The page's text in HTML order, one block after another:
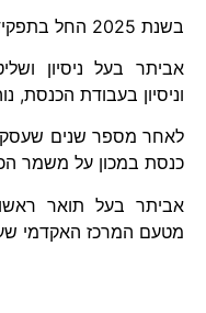
בשנת 2025 החל בתפקיד יועץ אסטרטגי בחברה.
אביתר בעל ניסיון
וניסיון בעבודת הכנסת,
לאחר מספר שנים
כנסת במכון על משמר
אביתר בעל תואר
מטעם המרכז האקדמי